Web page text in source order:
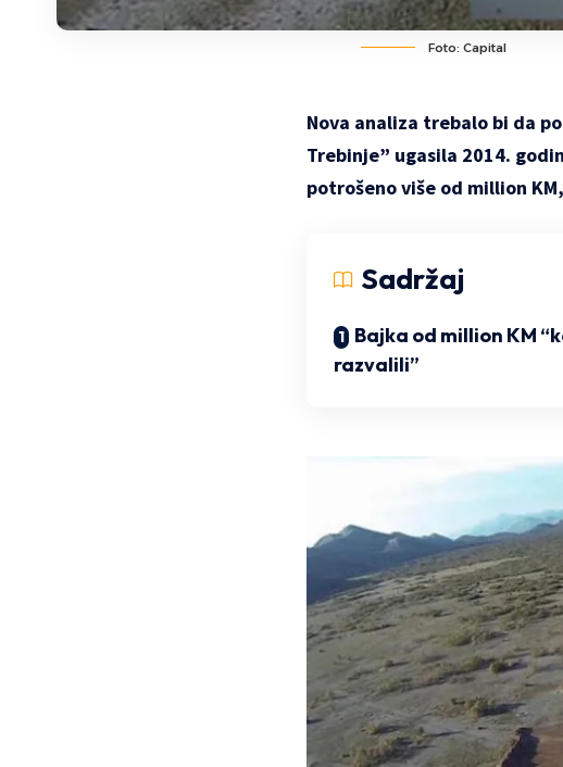
Foto: Capital
Nova analiza trebalo bi da
Trebinje” ugasila 2014.
potrošeno više od million
Sadržaj
Bajka od million KM
razvalili”